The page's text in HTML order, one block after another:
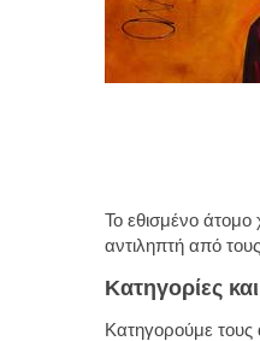
Το εθισμένο άτομο
αντιληπτή από
Κατηγορίες
Κατηγορούμε τους